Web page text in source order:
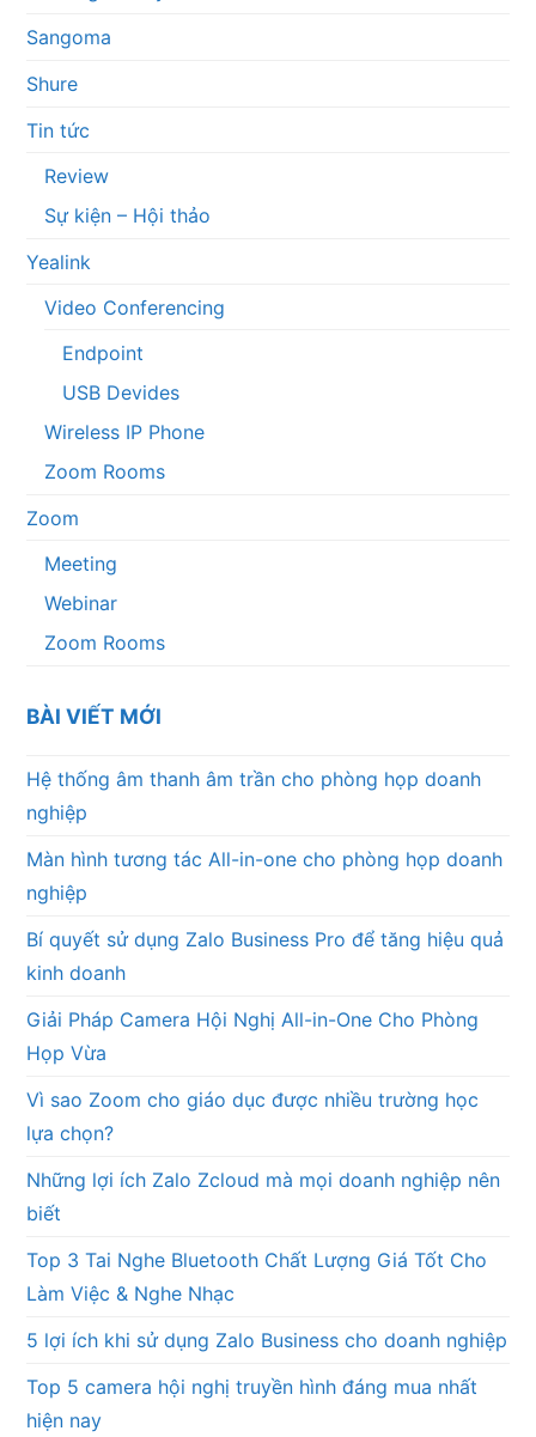
Sangoma
Shure
Tin tức
Review
Sự kiện – Hội thảo
Yealink
Video Conferencing
Endpoint
USB Devides
Wireless IP Phone
Zoom Rooms
Zoom
Meeting
Webinar
Zoom Rooms
BÀI VIẾT MỚI
Hệ thống âm thanh âm trần cho phòng họp doanh
nghiệp
Màn hình tương tác All-in-one cho phòng họp doanh
nghiệp
Bí quyết sử dụng Zalo Business Pro để tăng hiệu quả
kinh doanh
Giải Pháp Camera Hội Nghị All-in-One Cho Phòng
Họp Vừa
Vì sao Zoom cho giáo dục được nhiều trường học
lựa chọn?
Những lợi ích Zalo Zcloud mà mọi doanh nghiệp nên
biết
Top 3 Tai Nghe Bluetooth Chất Lượng Giá Tốt Cho
Làm Việc & Nghe Nhạc
5 lợi ích khi sử dụng Zalo Business cho doanh nghiệp
Top 5 camera hội nghị truyền hình đáng mua nhất
hiện nay